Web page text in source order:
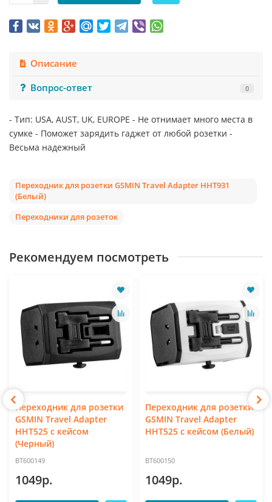
Описание
Вопрос-ответ
0
- Тип: USA, AUST, UK, EUROPE - Не отнимает много места в
сумке - Поможет зарядить гаджет от любой розетки -
Весьма надежный
Переходник для розетки GSMIN Travel Adapter HHT931
(Белый)
Переходники для розеток
Рекомендуем посмотреть
Переходник для розетки
GSMIN Travel Adapter
HHT525 с кейсом
(Черный)
BT600149
1049р.
Переходник для розетки
GSMIN Travel Adapter
HHT525 с кейсом (Белый)
BT600150
1049р.